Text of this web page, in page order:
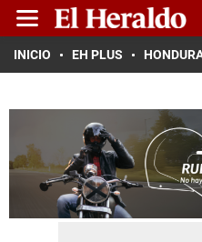
INICIO EH PLUS